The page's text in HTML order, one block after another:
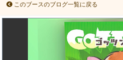
このブースのブログ一覧に戻る